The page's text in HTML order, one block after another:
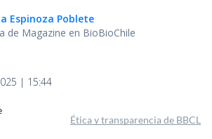
Espinoza Poblete
de Magazine en BioBioChile
| 15:44
Ética y transparencia de BBCL